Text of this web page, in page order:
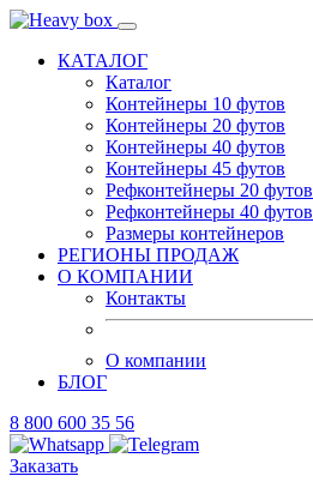
КАТАЛОГ
Каталог
Контейнеры 10 футов
Контейнеры 20 футов
Контейнеры 40 футов
Контейнеры 45 футов
Рефконтейнеры 20 футов
Рефконтейнеры 40 футов
Размеры контейнеров
РЕГИОНЫ ПРОДАЖ
О КОМПАНИИ
Контакты
О компании
БЛОГ
8 800 600 35 56
Заказать